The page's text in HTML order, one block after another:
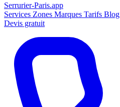
Serrurier-Paris.app
Services Zones Marques Tarifs Blog
Devis gratuit